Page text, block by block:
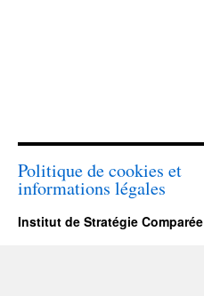
Politique de cookies et
informations légales
Institut de Stratégie Comparée